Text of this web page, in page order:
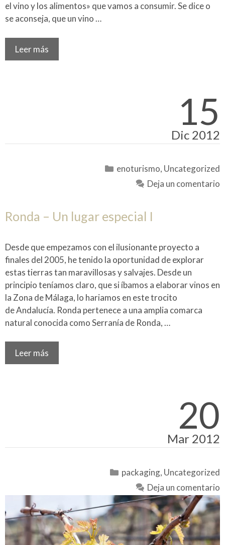
el vino y los alimentos» que vamos a consumir. Se dice o
se aconseja, que un vino …
Leer más
15
Dic 2012
Categorías
enoturismo, Uncategorized
Deja un comentario
Ronda – Un lugar especial I
Desde que empezamos con el ilusionante proyecto a
finales del 2005, he tenido la oportunidad de explorar
estas tierras tan maravillosas y salvajes. Desde un
principio teníamos claro, que si íbamos a elaborar vinos en
la Zona de Málaga, lo hariamos en este trocito
de Andalucía. Ronda pertenece a una amplia comarca
natural conocida como Serranía de Ronda, …
Leer más
20
Mar 2012
Categorías
packaging, Uncategorized
Deja un comentario